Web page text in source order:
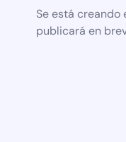
Se está creando
publicará en